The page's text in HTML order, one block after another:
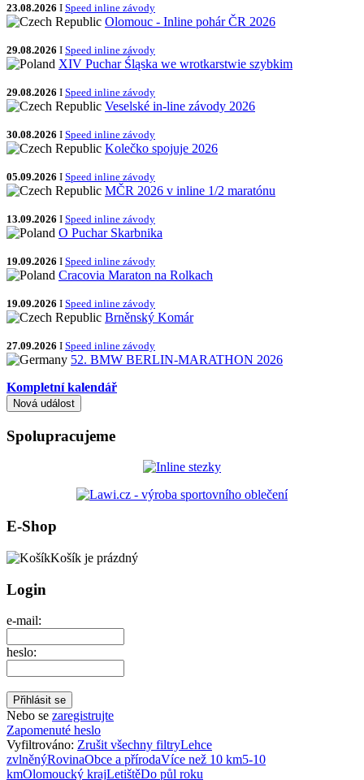
23.08.2026 I Speed inline závody
Olomouc - Inline pohár ČR 2026
29.08.2026 I Speed inline závody
XIV Puchar Śląska we wrotkarstwie szybkim
29.08.2026 I Speed inline závody
Veselské in-line závody 2026
30.08.2026 I Speed inline závody
Kolečko spojuje 2026
05.09.2026 I Speed inline závody
MČR 2026 v inline 1/2 maratónu
13.09.2026 I Speed inline závody
O Puchar Skarbnika
19.09.2026 I Speed inline závody
Cracovia Maraton na Rolkach
19.09.2026 I Speed inline závody
Brněnský Komár
27.09.2026 I Speed inline závody
52. BMW BERLIN-MARATHON 2026
Kompletní kalendář
Spolupracujeme
E-Shop
Košík je prázdný
Login
e-mail:
heslo:
Nebo se zaregistrujte
Zapomenuté heslo
Vyfiltrováno: Zrušit všechny filtryLehce
zvlněnýRovinaObce a přírodaVíce než 10 km5-10
kmOlomoucký krajLetištěDo půl roku